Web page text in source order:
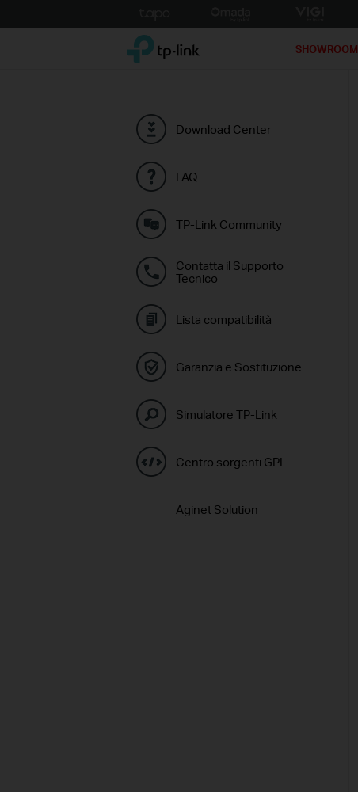
to
TP-Link, Reliably Smart SHOWROOM
Download Center
FAQ
TP-Link Community
Contatta il Supporto
Tecnico
Lista compatibilità
Garanzia e Sostituzione
Simulatore TP-Link
Centro sorgenti GPL
Aginet Solution